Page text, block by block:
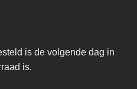
is de volgende dag in
is.